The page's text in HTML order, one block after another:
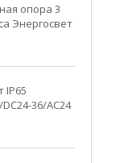
опора 3
Энергосвет
IP65
36/АС24